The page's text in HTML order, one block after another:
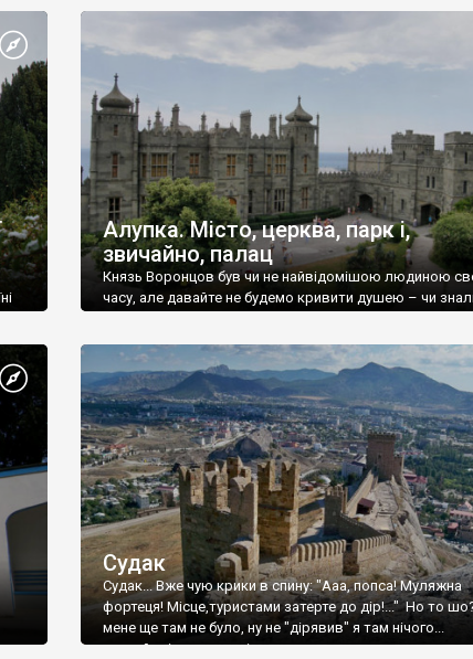
Алупка. Місто, церква, парк і,
звичайно, палац
Князь Воронцов був чи не найвідомішою людиною
часу, але давайте не будемо кривити душею – чи
Судак
Судак... Вже чую крики в спину: "Ааа, попса! Муляжна
фортеця! Місце,туристами затерте до дір!..." Но то
мене ще там не було, ну не "дірявив" я там нічого...
принаймні до цього літа.